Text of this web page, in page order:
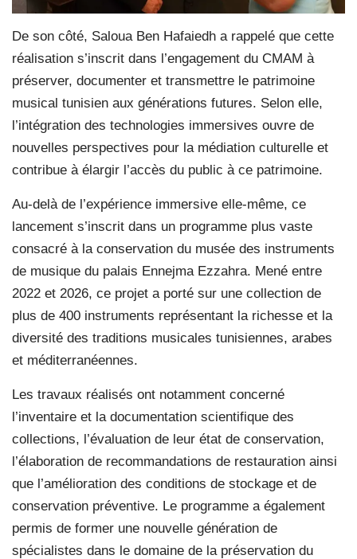
De son côté, Saloua Ben Hafaiedh a rappelé que cette
réalisation s’inscrit dans l’engagement du CMAM à
préserver, documenter et transmettre le patrimoine
musical tunisien aux générations futures. Selon elle,
l’intégration des technologies immersives ouvre de
nouvelles perspectives pour la médiation culturelle et
contribue à élargir l’accès du public à ce patrimoine.
Au-delà de l’expérience immersive elle-même, ce
lancement s’inscrit dans un programme plus vaste
consacré à la conservation du musée des instruments
de musique du palais Ennejma Ezzahra. Mené entre
2022 et 2026, ce projet a porté sur une collection de
plus de 400 instruments représentant la richesse et la
diversité des traditions musicales tunisiennes, arabes
et méditerranéennes.
Les travaux réalisés ont notamment concerné
l’inventaire et la documentation scientifique des
collections, l’évaluation de leur état de conservation,
l’élaboration de recommandations de restauration ainsi
que l’amélioration des conditions de stockage et de
conservation préventive. Le programme a également
permis de former une nouvelle génération de
spécialistes dans le domaine de la préservation du